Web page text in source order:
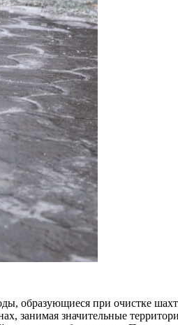
образующиеся при очистке
занимая значительные